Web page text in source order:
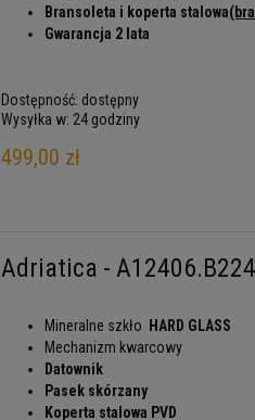
Bransoleta i koperta stalowa
Gwarancja 2 lata
Dostępność: dostępny
Wysyłka w: 24 godziny
499,00 zł
Adriatica -
Mineralne szkło
HARD GLASS
Mechanizm kwarcowy
Datownik
Pasek skórzany
Koperta stalowa PVD